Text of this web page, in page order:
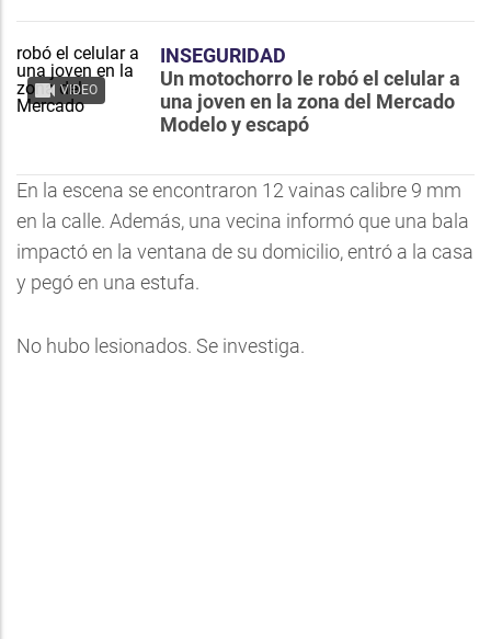
VIDEO
INSEGURIDAD
Un motochorro le robó el celular a
una joven en la zona del Mercado
Modelo y escapó
En la escena se encontraron 12 vainas calibre 9 mm
en la calle. Además, una vecina informó que una bala
impactó en la ventana de su domicilio, entró a la casa
y pegó en una estufa.
No hubo lesionados. Se investiga.